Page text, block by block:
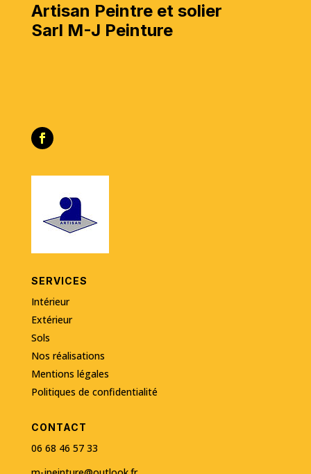
Artisan Peintre et solier
Sarl M-J Peinture
SERVICES
Intérieur
Extérieur
Sols
Nos réalisations
Mentions légales
Politiques de confidentialité
CONTACT
06 68 46 57 33